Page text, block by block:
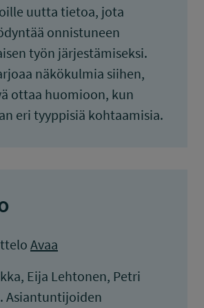
uutta tietoa, jota
onnistuneen
työn järjestämiseksi.
näkökulmia siihen,
ottaa huomioon, kun
eri tyyppisiä kohtaamisia.
Avaa
Eija Lehtonen, Petri
Asiantuntijoiden